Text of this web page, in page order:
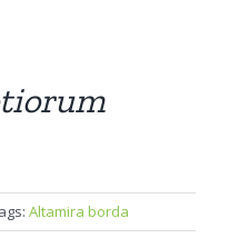
Altamira borda